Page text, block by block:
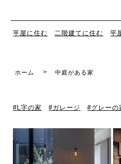
平屋に住む 二階建てに住む 平
ホーム 中庭がある家
L字の家 ガレージ グレーの